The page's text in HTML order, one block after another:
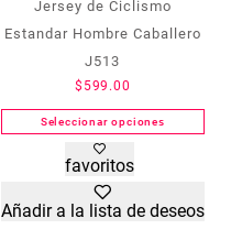
Jersey de Ciclismo
Estandar Hombre Caballero
J513
$ 599.00
Seleccionar opciones
Este
producto
tiene
múltiples
favoritos
Añadir a la lista de deseos